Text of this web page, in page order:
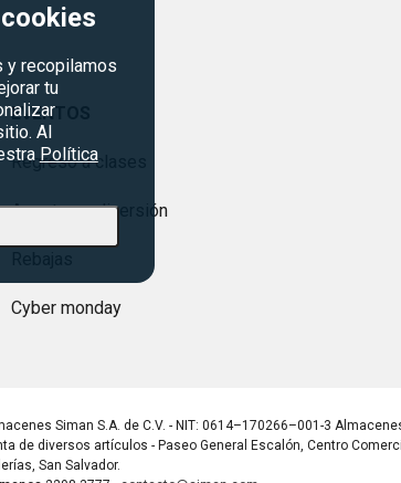
y recopilamos
tu
Al
Política
EVENTOS
Regreso a clases
Agosto es diversión
Cyber monday
Siman S.A. de C.V. - NIT: 0614–170266–001-3
de diversos artículos - Paseo General Escalón, Centro
San Salvador.